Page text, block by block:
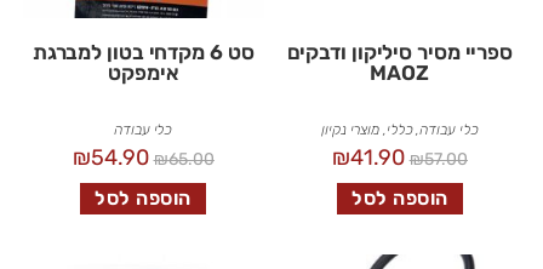
ספריי מסיר סיליקון ודבקים
MAOZ
כלי עבודה,כללי, מוצרי נקיון
₪57.00
₪41.90
הוספה לסל
סט 6 מקדחי בטון למברגת
אימפקט
כלי עבודה
₪65.00
₪54.90
הוספה לסל